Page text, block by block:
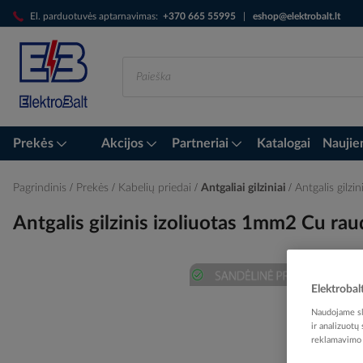
El. parduotuvės aptarnavimas: +370 665 55995 eshop@elektrobalt.lt
Skip
to
Content
Prekės Akcijos Partneriai Katalogai
Pagrindinis Prekės Kabelių priedai Antgaliai gilziniai Antgalis
Antgalis gilzinis izoliuotas 1mm2 Cu
Naudojame
ir analizuotų
reklamavimo